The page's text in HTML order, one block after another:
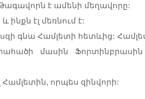
է ամենի մեղավորը:
էլ մեռնում է:
գնա Համլետի հետևից:
մասին
որպես զինվորի: